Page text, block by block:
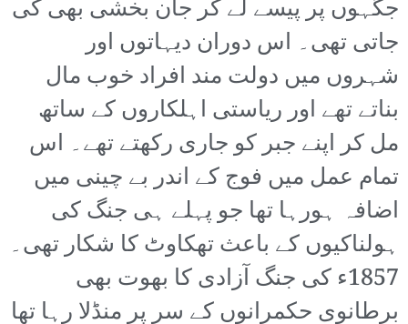
جگہوں پر پیسے لے کر جان بخشی بھی کی
جاتی تھی۔ اس دوران دیہاتوں اور
شہروں میں دولت مند افراد خوب مال
بناتے تھے اور ریاستی اہلکاروں کے ساتھ
مل کر اپنے جبر کو جاری رکھتے تھے۔ اس
تمام عمل میں فوج کے اندر بے چینی میں
اضافہ ہورہا تھا جو پہلے ہی جنگ کی
ہولناکیوں کے باعث تھکاوٹ کا شکار تھی۔
1857ء کی جنگ آزادی کا بھوت بھی
برطانوی حکمرانوں کے سر پر منڈلا رہا تھا